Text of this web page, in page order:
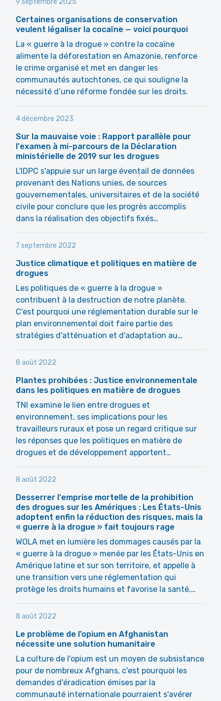
9 septembre 2025
Certaines organisations de conservation
veulent légaliser la cocaïne — voici pourquoi
La « guerre à la drogue » contre la cocaïne
alimente la déforestation en Amazonie, renforce
le crime organisé et met en danger les
communautés autochtones, ce qui souligne la
nécessité d’une réforme fondée sur les droits.
4 décembre 2023
Sur la mauvaise voie : Rapport parallèle pour
l'examen à mi-parcours de la Déclaration
ministérielle de 2019 sur les drogues
L'IDPC s'appuie sur un large éventail de données
provenant des Nations unies, de sources
gouvernementales, universitaires et de la société
civile pour conclure que les progrès accomplis
dans la réalisation des objectifs fixés…
7 septembre 2022
Justice climatique et politiques en matière de
drogues
Les politiques de « guerre à la drogue »
contribuent à la destruction de notre planète.
C'est pourquoi une réglementation durable sur le
plan environnemental doit faire partie des
stratégies d'atténuation et d'adaptation au…
8 août 2022
Plantes prohibées : Justice environnementale
dans les politiques en matière de drogues
TNI examine le lien entre drogues et
environnement, ses implications pour les
travailleurs ruraux et pose un regard critique sur
les réponses que les politiques en matière de
drogues et de développement apportent…
8 août 2022
Desserrer l'emprise mortelle de la prohibition
des drogues sur les Amériques : Les États-Unis
adoptent enfin la réduction des risques, mais la
« guerre à la drogue » fait toujours rage
WOLA met en lumière les dommages causés par la
« guerre à la drogue » menée par les États-Unis en
Amérique latine et sur son territoire, et appelle à
une transition vers une réglementation qui
protège les droits humains et favorise la santé,…
8 août 2022
Le problème de l’opium en Afghanistan
nécessite une solution humanitaire
La culture de l'opium est un moyen de subsistance
pour de nombreux Afghans, c'est pourquoi les
demandes d'éradication émises par la
communauté internationale pourraient s'avérer